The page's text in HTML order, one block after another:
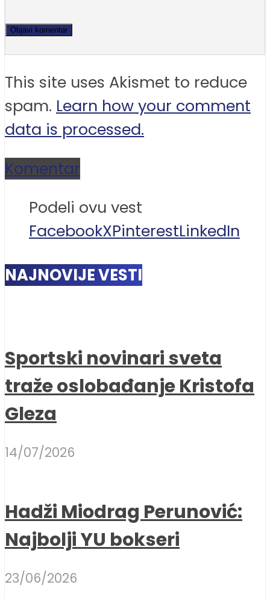
This site uses Akismet to reduce
spam. Learn how your comment
data is processed.
Komentar
Podeli ovu vest
FacebookXPinterestLinkedIn
NAJNOVIJE VESTI
Sportski novinari sveta
traže oslobađanje Kristofa
Gleza
14/07/2026
Hadži Miodrag Perunović:
Najbolji YU bokseri
23/06/2026